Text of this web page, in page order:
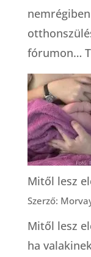
fórumon…
Mitől lesz
Szerző:
Mitől lesz
ha